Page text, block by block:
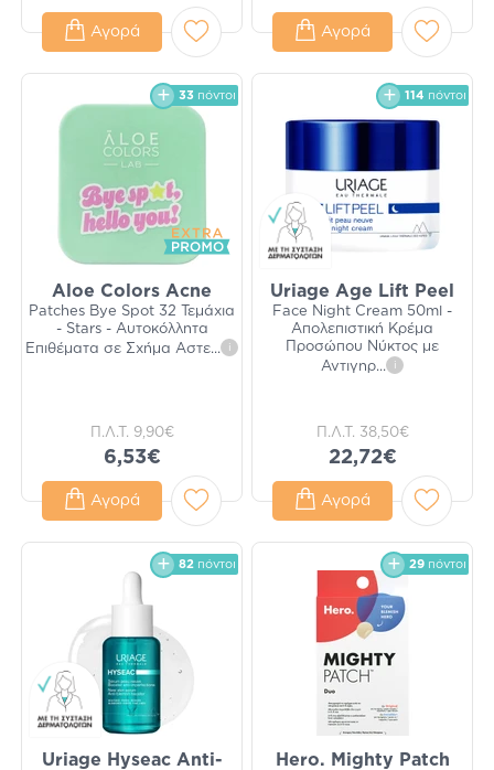
Αγορά Αγορά
33 πόντοι
Aloe Colors Acne
Patches Bye Spot 32 Τεμάχια
- Stars - Αυτοκόλλητα
Επιθέματα σε Σχήμα Αστε... i
Π.Λ.Τ. 9,90€
6,53€
Αγορά
114 πόντοι
Uriage Age Lift Peel
Face Night Cream 50ml -
Απολεπιστική Κρέμα
Προσώπου Νύκτος με
Αντιγηρ... i
Π.Λ.Τ. 38,50€
22,72€
Αγορά
82 πόντοι
Uriage Hyseac Anti-
29 πόντοι
Hero. Mighty Patch